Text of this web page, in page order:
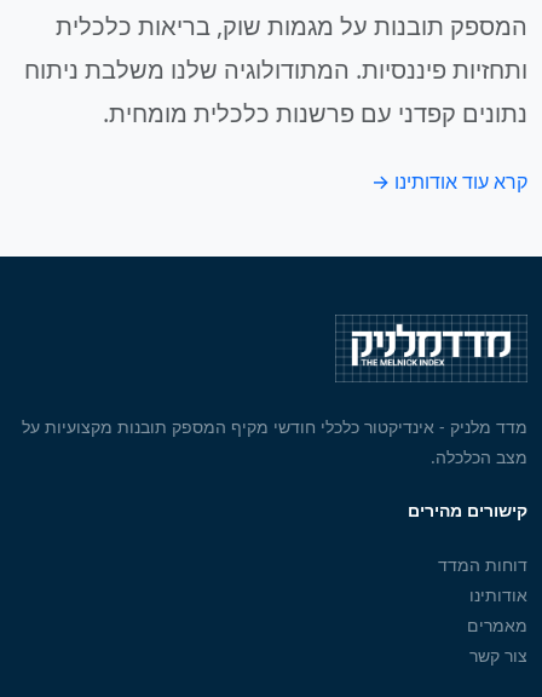
המספק תובנות על מגמות שוק, בריאות כלכלית
ותחזיות פיננסיות. המתודולוגיה שלנו משלבת ניתוח
נתונים קפדני עם פרשנות כלכלית מומחית.
קרא עוד אודותינו →
מדד מלניק - אינדיקטור כלכלי חודשי מקיף המספק תובנות מקצועיות על
מצב הכלכלה.
קישורים מהירים
דוחות המדד
אודותינו
מאמרים
צור קשר